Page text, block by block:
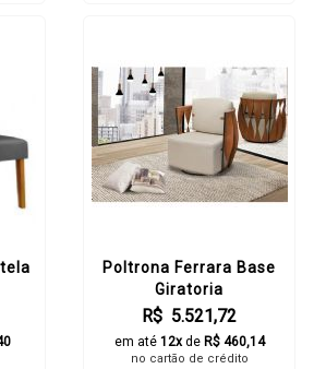
Poltrona Ferrara Base
Giratoria
R$ 5.521,72
em até 12xde R$ 460,14
no cartão de crédito